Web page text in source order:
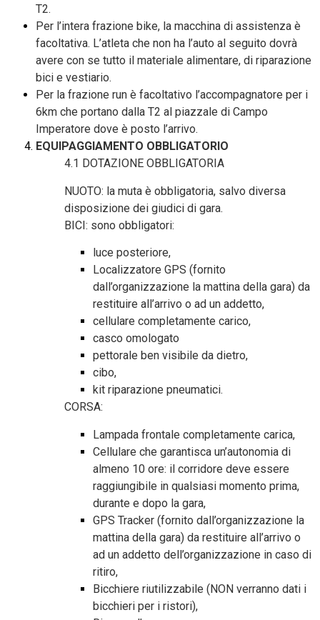
T2.
Per l’intera frazione bike, la macchina di assistenza è
facoltativa. L’atleta che non ha l’auto al seguito dovrà
avere con se tutto il materiale alimentare, di riparazione
bici e vestiario.
Per la frazione run è facoltativo l’accompagnatore per i
6km che portano dalla T2 al piazzale di Campo
Imperatore dove è posto l’arrivo.
EQUIPAGGIAMENTO OBBLIGATORIO
4.1 DOTAZIONE OBBLIGATORIA
NUOTO: la muta è obbligatoria, salvo diversa
disposizione dei giudici di gara.
BICI: sono obbligatori:
luce posteriore,
Localizzatore GPS (fornito
dall’organizzazione la mattina della gara) da
restituire all’arrivo o ad un addetto,
cellulare completamente carico,
casco omologato
pettorale ben visibile da dietro,
cibo,
kit riparazione pneumatici.
CORSA:
Lampada frontale completamente carica,
Cellulare che garantisca un’autonomia di
almeno 10 ore: il corridore deve essere
raggiungibile in qualsiasi momento prima,
durante e dopo la gara,
GPS Tracker (fornito dall’organizzazione la
mattina della gara) da restituire all’arrivo o
ad un addetto dell’organizzazione in caso di
ritiro,
Bicchiere riutilizzabile (NON verranno dati i
bicchieri per i ristori),